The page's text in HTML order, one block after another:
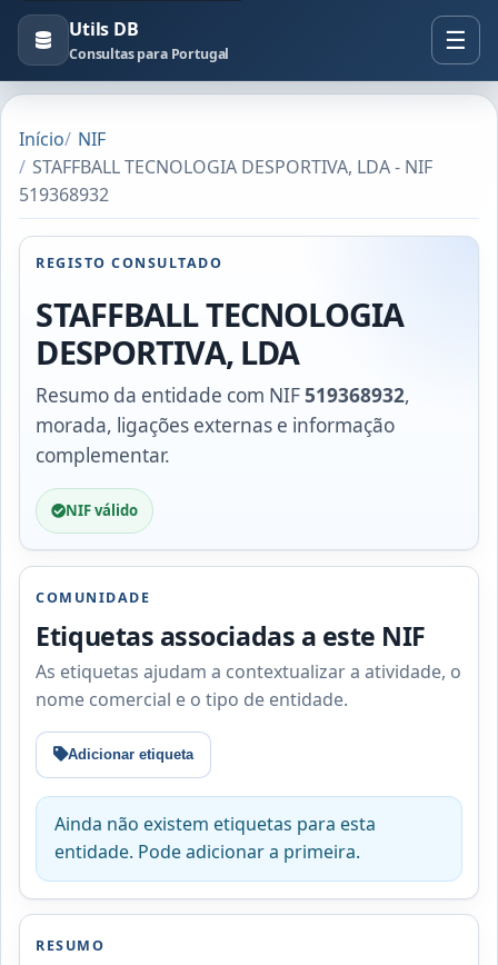
Utils DB
Consultas para Portugal
Início
NIF
STAFFBALL TECNOLOGIA DESPORTIVA, LDA - NIF
519368932
REGISTO CONSULTADO
STAFFBALL TECNOLOGIA
DESPORTIVA, LDA
Resumo da entidade com NIF519368932,
morada, ligações externas e informação
complementar.
NIF válido
COMUNIDADE
Etiquetas associadas a este NIF
As etiquetas ajudam a contextualizar a atividade, o
nome comercial e o tipo de entidade.
Adicionar etiqueta
Ainda não existem etiquetas para esta
entidade. Pode adicionar a primeira.
RESUMO